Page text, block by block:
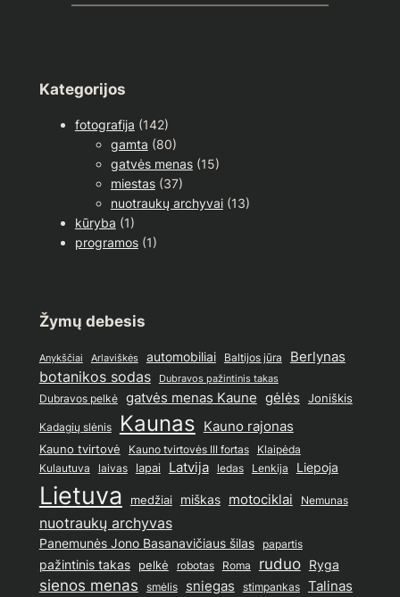
Kategorijos
fotografija (142)
gamta (80)
gatvės menas(15)
miestas(37)
nuotraukų archyvai(13)
kūryba (1)
programos(1)
Žymų debesis
Anykščiai Arlaviškės automobiliai Baltijos jūra
Berlynas
botanikos sodas
Dubravos pažintinis takas
Dubravos pelkė gatvės menas Kaune gėlės Joniškis
Kadagių slėnis Kaunas Kauno rajonas
Kauno tvirtovė Kauno tvirtovės III fortas Klaipėda
Kulautuva laivas lapai Latvija ledas Lenkija Liepoja
Lietuva medžiai miškas motociklai Nemunas
nuotraukų archyvas
Panemunės Jono Basanavičiaus šilas papartis
pažintinis takas pelkė robotas Roma ruduo Ryga
sienos menas smėlis sniegas stimpankas Talinas